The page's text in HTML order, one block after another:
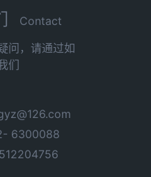
Contact
问，请通过如
们
6300088